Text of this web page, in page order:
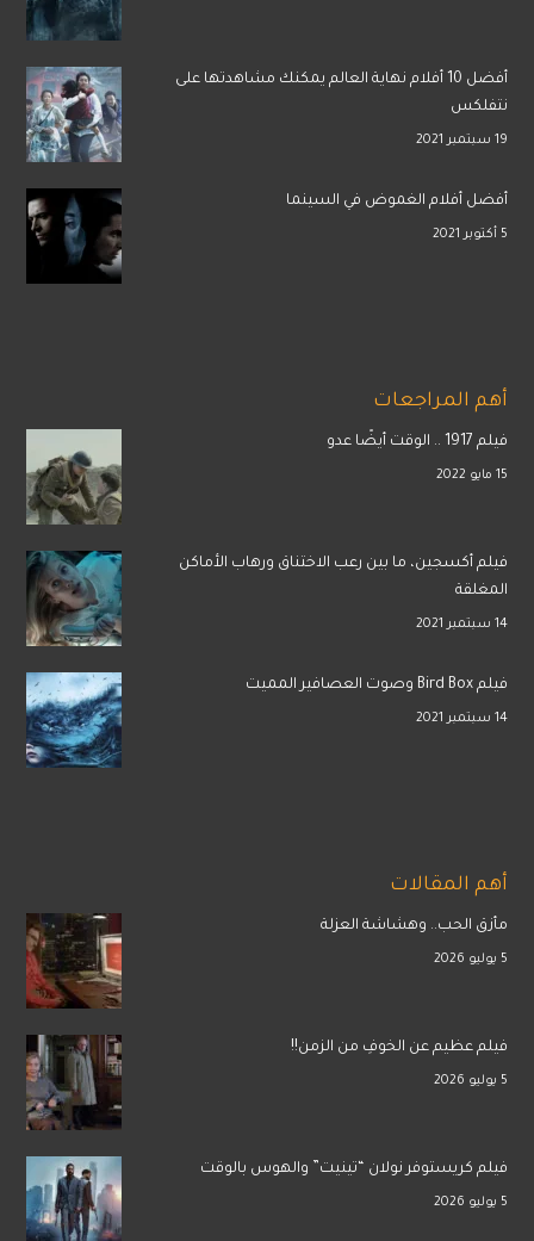
أفضل 10 أفلام نهاية العالم يمكنك مشاهدتها على
نتفلكس
19 سبتمبر 2021
أفضل أفلام الغموض في السينما
5 أكتوبر 2021
أهم المراجعات
فيلم 1917 .. الوقت أيضًا عدو
15 مايو 2022
فيلم أكسجين، ما بين رعب الاختناق ورهاب الأماكن
المغلقة
14 سبتمبر 2021
فيلم Bird Box وصوت العصافير المميت
14 سبتمبر 2021
أهم المقالات
مأزق الحب.. وهشاشة العزلة
5 يوليو 2026
فيلم عظيم عن الخوفِ من الزمن!!
5 يوليو 2026
فيلم كريستوفر نولان “تينيت” والهوس بالوقت
5 يوليو 2026